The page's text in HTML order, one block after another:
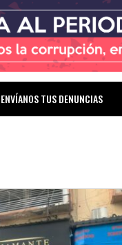
ENVÍANOS TUS DENUNCIAS